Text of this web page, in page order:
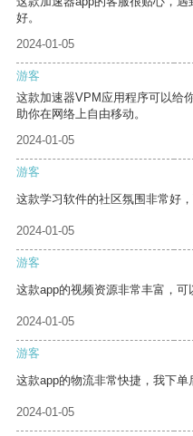
好。
2024-01-05
游客
这款加速器VPM应用程序可以给
助你在网络上自由移动。
2024-01-05
游客
这款学习软件的社区氛围非常好
2024-01-05
游客
这款app的视频资源非常丰富，可
2024-01-05
游客
这款app的物流非常快捷，我下单
2024-01-05